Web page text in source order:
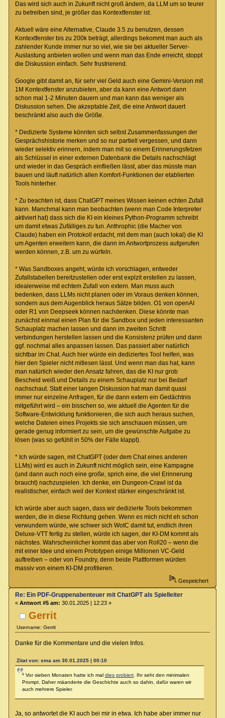
Das wird sich auch in Zukunft nicht groß ändern, da LLM um so teurer
zu betreiben sind, je größer das Kontextfenster ist.
Aktuell wäre eine Alternative, Claude 3.5 zu benutzen, dessen
Kontextfenster bis zu 200k beträgt, allerdings bekommt man auch als
zahlender Kunde immer nur so viel, wie sie bei aktueller Server-
Auslastung anbieten wollen und wenn man das Ende erreicht, stoppt
die Diskussion einfach. Sehr frustrierend.
Google gibt damit an, für sehr viel Geld auch eine Gemini-Version mit
1M Kontextfenster anzubieten, aber da kann eine Antwort dann
schon mal 1-2 Minuten dauern und man kann das weniger als
Diskussion sehen. Die akzeptable Zeit, die eine Antwort dauert
beschränkt also auch die Größe.
* Dedizierte Systeme könnten sich selbst Zusammenfassungen der
Gesprächshistorie merken und so nur partiell vergessen, und dann
wieder selektiv erinnern, indem man mit so einem Erinnerungsfetzen
als Schlüssel in einer externen Datenbank die Details nachschlägt
und wieder in das Gespräch einfließen lässt, aber das müsste man
bauen und läuft natürlich allen Komfort-Funktionen der etablierten
Tools hinterher.
* Zu beachten ist, dass ChatGPT meines Wissen keinen echten Zufall
kann. Manchmal kann man beobachten (wenn man Code Interpreter
aktiviert hat) dass sich die KI ein kleines Python-Programm schreibt
um damit etwas Zufälliges zu tun. Anthrophic (die Macher von
Claude) haben ein Protokoll erdacht, mit dem man (auch lokal) die KI
um Agenten erweitern kann, die dann im Antwortprozess aufgerufen
werden können, z.B. um zu würfeln.
* Was Sandboxes angeht, würde ich vorschlagen, entweder
Zufallstabellen bereitzustellen oder erst explzit erstellen zu lassen,
idealerweise mit echtem Zufall von extern. Man muss auch
bedenken, dass LLMs nicht planen oder im Voraus denken können,
sondern aus dem Augenblick heraus Sätze bilden. O1 von openAI
oder R1 von Deepseek können nachdenken. Diese könnte man
zunächst einmal einen Plan für die Sandbox und jeden interessanten
Schauplatz machen lassen und dann im zweiten Schritt
verbindungen herstellen lassen und die Konsistenz prüfen und dann
ggf. nochmal alles anpassen lassen. Das passiert aber natürlich
sichtbar im Chat. Auch hier würde ein dediziertes Tool helfen, was
hier den Spieler nicht mitlesen lässt. Und wenn man das hat, kann
man natürlich wieder den Ansatz fahren, das die KI nur grob
Bescheid weiß und Details zu einem Schauplatz nur bei Bedarf
nachschaut. Statt einer langen Diskussion hat man damit quasi
immer nur einzelne Anfragen, für die dann extern ein Gedächtnis
mitgeführt wird – ein bisschen so, wie aktuell die Agenten für die
Software-Entwicklung funktionieren, die sich auch heraus suchen,
welche Dateien eines Projekts sie sich anschauen müssen, um
gerade genug informiert zu sein, um die gewünschte Aufgabe zu
lösen (was so gefühlt in 50% der Fälle klappt).
* Ich würde sagen, mit ChatGPT (oder dem Chat eines anderen
LLMs) wird es auch in Zukunft nicht möglich sein, eine Kampagne
(und dann auch noch eine große, sprich eine, die viel Erinnerung
braucht) nachzuspielen. Ich denke, ein Dungeon-Crawl ist da
realistischer, einfach weil der Kontext stärker eingeschränkt ist.
Ich würde aber auch sagen, dass wir dedizierte Tools bekommen
werden, die in diese Richtung gehen. Wenn es mich nicht eh schon
verwundern würde, wie schwer sich WotC damit tut, endlich ihren
Deluxe-VTT fertig zu stellen, würde ich sagen, der KI-DM kommt als
nächstes. Wahrscheinlicher kommt das aber von Roll20 – wenn die
mit einer Idee und einem Prototypen einige Millionen VC-Geld
auftreiben – oder von Foundry, denn beide Plattformen würden
massiv von einem KI-DM profitieren.
Gespeichert
Gerrit
Username: Gerrit
Re: Ein PDF-Gruppenabenteuer mit ChatGPT als Spielleiter
« Antwort #5 am: 30.01.2025 | 12:23 »
Danke für die Kommentare und die vielen Infos.
Zitat von: sma am 30.01.2025 | 00:10
* Vor sieben Monaten hatte ich mal dies probiert. Ihr seht den minimalen
Prompt. Daher mäanderte die Geschichte auch so dahin, dafür waren wir
auch mehrere Spieler.
Ja, so antwortet die KI auch bei mir in etwa. Ich habe aber immer nur